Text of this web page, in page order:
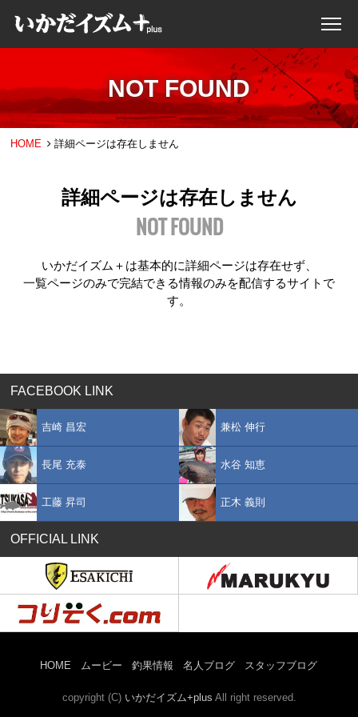
NOT FOUND
HOME 詳細ページは存在しません
詳細ページは存在しません
NOT FOUND
いかだイズム＋は基本的に詳細ページは存在せず、
一覧ページのみで完結できる情報のみを配信するサイトで
す。
FACEBOOK LINK
吉崎 昌宏 兼松 伸行
長尾 充泰 水谷 知恵
工藤 昇司 正木 義則
OFFICIAL LINK
HOME ムービー 釣果情報 名人ブログ スタッフブログ
copyright (C) いかだイズム+plus All right reserved.